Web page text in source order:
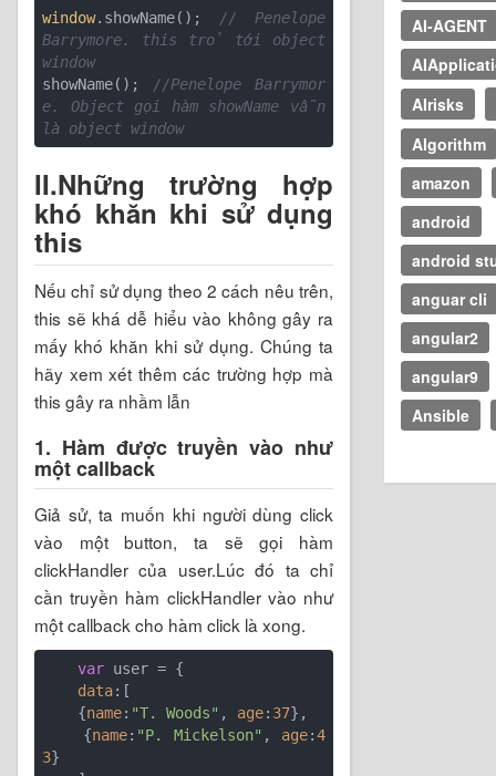
window.showName(); // Penelope
Barrymore. this trỏ tới object
window
showName(); //Penelope Barrymor
e. Object gọi hàm showName vẫn
là object window
II.Những trường hợp
khó khăn khi sử dụng
this
Nếu chỉ sử dụng theo 2 cách nêu trên,
this sẽ khá dễ hiểu vào không gây ra
mấy khó khăn khi sử dụng. Chúng ta
hãy xem xét thêm các trường hợp mà
this gây ra nhầm lẫn
1. Hàm được truyền vào như
một callback
Giả sử, ta muốn khi người dùng click
vào một button, ta sẽ gọi hàm
clickHandler của user.Lúc đó ta chỉ
cần truyền hàm clickHandler vào như
một callback cho hàm click là xong.
var user = {
data:[
    {
name: "T. Woods" , age: 37},
    {
name: "P. Mickelson" , age:4
3}
AI-AGENT
AIrisks
Algorithm
amazon
android
android
anguar cli
angular2
angular9
Ansible